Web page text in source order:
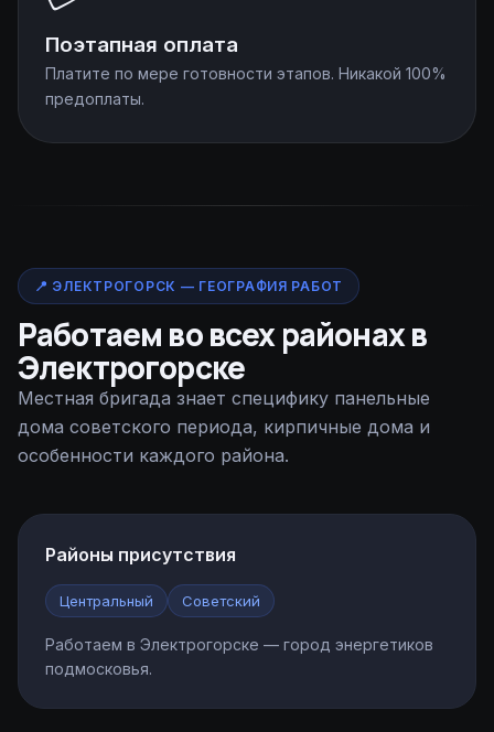
Поэтапная оплата
Платите по мере готовности этапов. Никакой 100%
предоплаты.
📍 ЭЛЕКТРОГОРСК — ГЕОГРАФИЯ РАБОТ
Работаем во всех районах в
Электрогорске
Местная бригада знает специфику панельные
дома советского периода, кирпичные дома и
особенности каждого района.
Районы присутствия
Центральный Советский
Работаем в Электрогорске — город энергетиков
подмосковья.